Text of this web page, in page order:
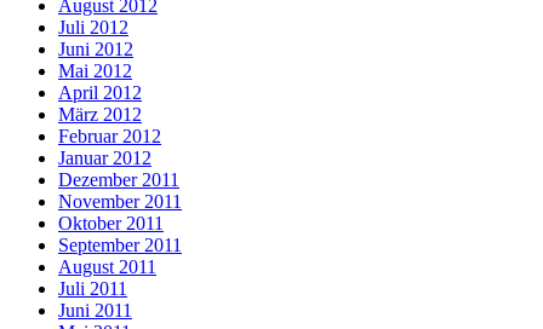
August 2012
Juli 2012
Juni 2012
Mai 2012
April 2012
März 2012
Februar 2012
Januar 2012
Dezember 2011
November 2011
Oktober 2011
September 2011
August 2011
Juli 2011
Juni 2011